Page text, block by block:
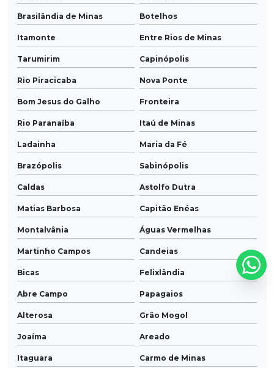
Brasilândia de Minas Botelhos
Itamonte Entre Rios de Minas
Tarumirim Capinópolis
Rio Piracicaba Nova Ponte
Bom Jesus do Galho Fronteira
Rio Paranaíba Itaú de Minas
Ladainha Maria da Fé
Brazópolis Sabinópolis
Caldas Astolfo Dutra
Matias Barbosa Capitão Enéas
Montalvânia Águas Vermelhas
Martinho Campos Candeias
Bicas Felixlândia
Abre Campo Papagaios
Alterosa Grão Mogol
Joaíma Areado
Itaguara Carmo de Minas